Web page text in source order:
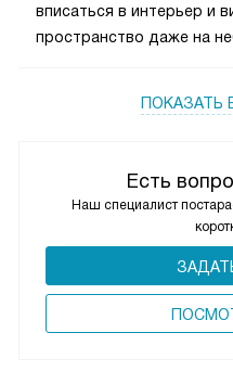
Есть
Наш специалист
вписаться в интерьер и
пространство даже на
ПОКАЗАТЬ